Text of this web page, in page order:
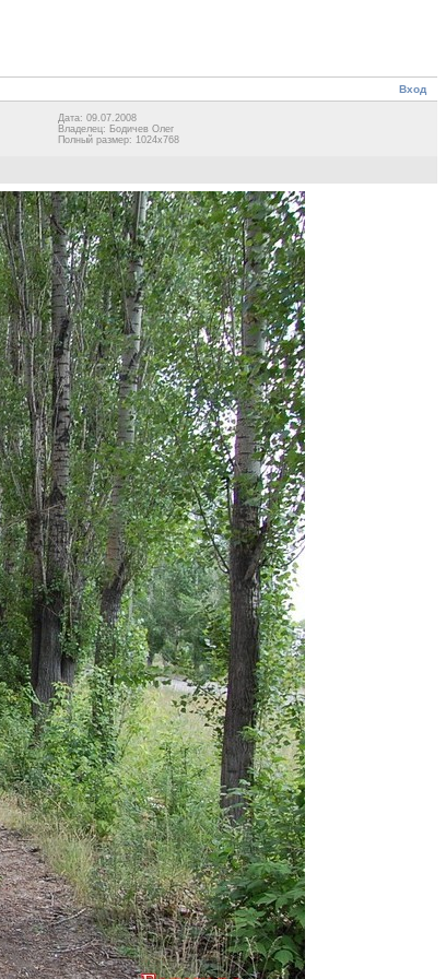
Вход
Дата: 09.07.2008
Владелец: Бодичев Олег
Полный размер: 1024x768